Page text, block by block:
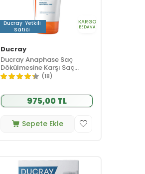
Ducray Yetkili
Satıcı
KARGO
BEDAVA
Ducray
Ducray Anaphase Saç
Dökülmesine Karşı Saç
Kremi Yoğunlaştırıcı ve
(18)
975,00 TL
Sepete Ekle